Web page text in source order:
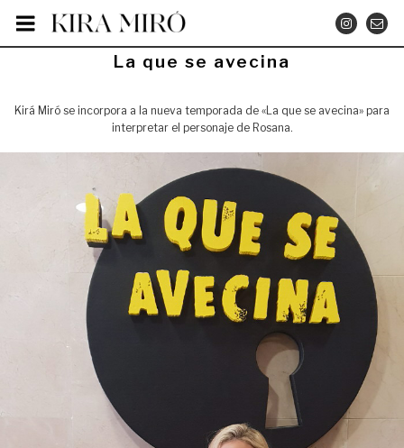
contenido
PUBLICADO
EL
La que se avecina
Kirá Miró se incorpora a la nueva temporada de «La que se avecina» para
interpretar el personaje de Rosana.